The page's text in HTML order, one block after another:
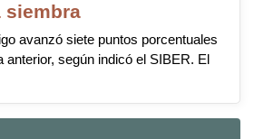
siembra
avanzó siete puntos porcentuales
anterior, según indicó el SIBER. El